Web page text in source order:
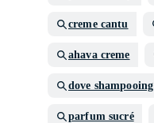
creme cantu
ahava creme
dove shampooing
parfum sucré